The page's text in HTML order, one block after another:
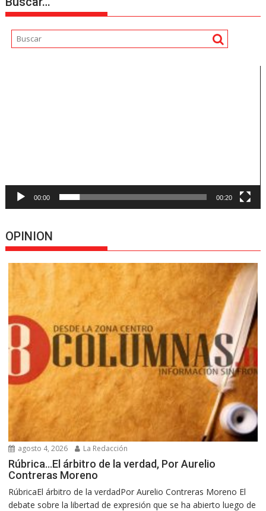
00:00 00:20
OPINION
agosto 4, 2026 La Redacción
Rúbrica…El árbitro de la verdad, Por Aurelio
Contreras Moreno
RúbricaEl árbitro de la verdadPor Aurelio Contreras Moreno El
debate sobre la libertad de expresión que se ha abierto luego de